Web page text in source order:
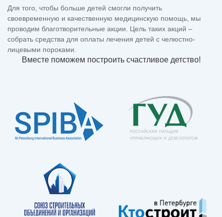
Для того, чтобы больше детей смогли получить
своевременную и качественную медицинскую помощь, мы
проводим благотворительные акции. Цель таких акций –
собрать средства для оплаты лечения детей с челюстно-
лицевыми пороками.
Вместе поможем построить счастливое детство!